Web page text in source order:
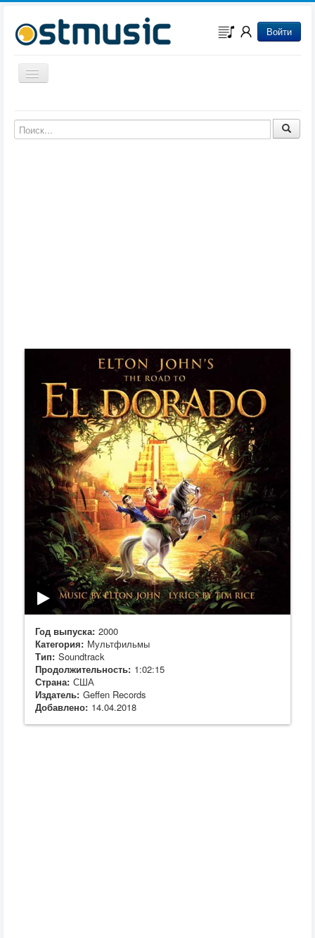
Войти
Включить/выключить навигацию
Музыка из мультфильмов
Музыка из сериалов
Год выпуска: 2000
Категория: Мультфильмы
Тип: Soundtrack
Продолжительность: 1:02:15
Страна: США
Издатель: Geffen Records
Добавлено: 14.04.2018